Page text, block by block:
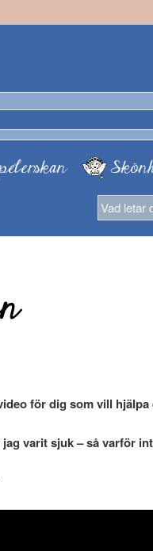
för dig som vill
varit sjuk – så varför